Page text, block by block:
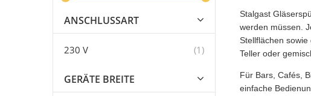
Stalgast
werden müssen.
Stellflächen
Teller oder
Für Bars, Cafés,
einfache
ANSCHLUSSART
230 V 1 Artikel
GERÄTE BREITE